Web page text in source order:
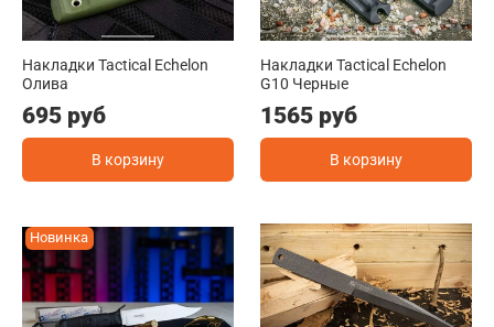
Накладки Tactical Echelon
Олива
695 руб
В корзину
Накладки Tactical Echelon
G10 Черные
1565 руб
В корзину
Новинка